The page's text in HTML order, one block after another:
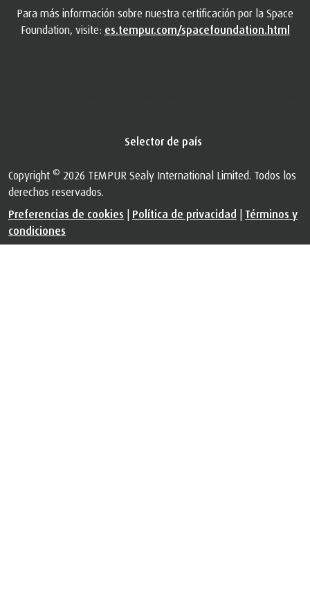
Para más información sobre nuestra certificación por la Space
Foundation, visite: es.tempur.com/spacefoundation.html
Selector de país
Copyright © 2026 TEMPUR Sealy International Limited. Todos los
derechos reservados.
Preferencias de cookies | Política de privacidad | Términos y
condiciones